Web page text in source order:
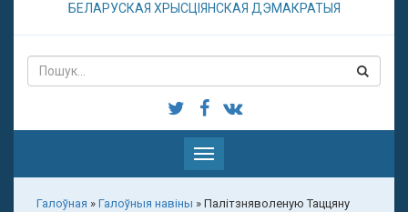
БЕЛАРУСКАЯ ХРЫСЦІЯНСКАЯ ДЭМАКРАТЫЯ
Паказаць
меню
Галоўная » Галоўныя навіны » Палітзняволеную Таццяну